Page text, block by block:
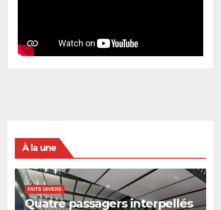
À la une
FAITS DIVERS
Quatre passagers interpellés